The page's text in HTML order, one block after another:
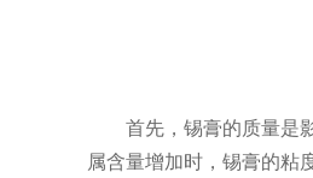
首先，锡膏的质量是
属含量增加时，锡膏的粘